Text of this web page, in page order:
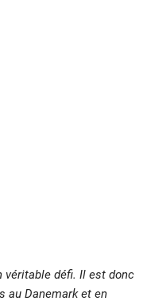
défi. Il est donc
au Danemark et en